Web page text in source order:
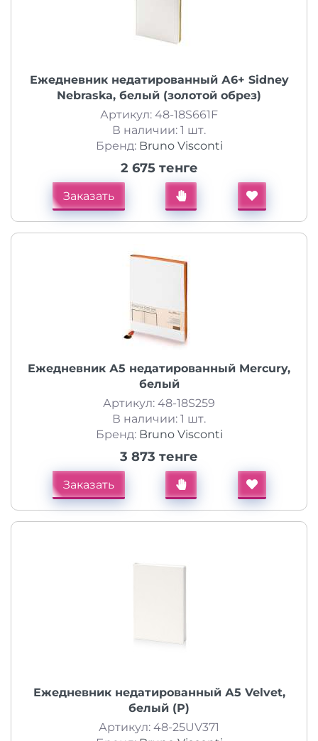
Ежедневник недатированный А6+ Sidney
Nebraska, белый (золотой обрез)
Артикул: 48-18S661F
В наличии: 1 шт.
Бренд: Bruno Visconti
2 675 тенге
Заказать
Ежедневник А5 недатированный Mercury,
белый
Артикул: 48-18S259
В наличии: 1 шт.
Бренд: Bruno Visconti
3 873 тенге
Заказать
Ежедневник недатированный А5 Velvet,
белый (Р)
Артикул: 48-25UV371